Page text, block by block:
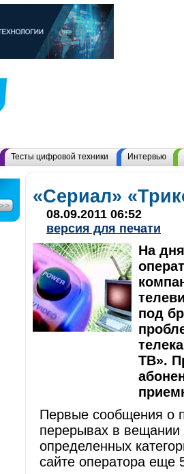
Тесты цифровой техники Интервью
«Сериал»
08.09.2011 06:52
версия для печати
На
под
ТВ».
Первые сообщения о
перерывах в вещании
определенных
сайте оператора еще